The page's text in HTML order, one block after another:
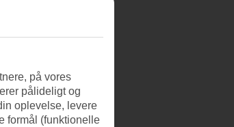
på vores
pålideligt og
oplevelse, levere
formål (funktionelle